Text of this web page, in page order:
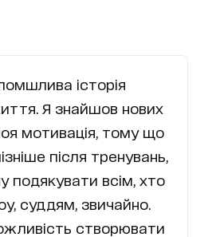
історія
Я знайшов нових
мотивація, тому що
після тренувань,
подякувати всім, хто
суддям, звичайно.
створювати